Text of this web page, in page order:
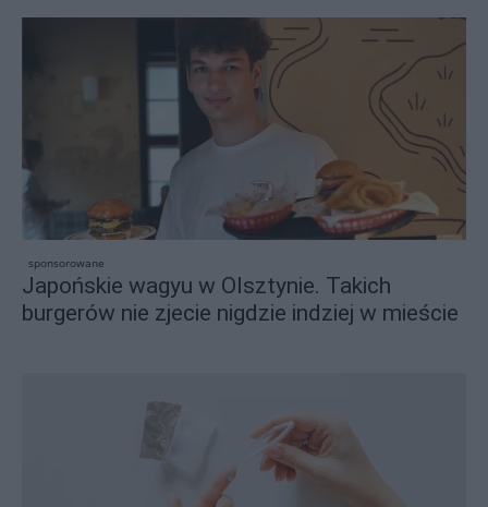
sponsorowane
Japońskie wagyu w Olsztynie. Takich
burgerów nie zjecie nigdzie indziej w mieście